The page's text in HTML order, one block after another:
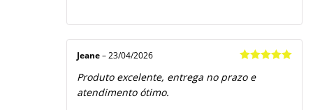
de 5
Jeane – 23/04/2026
Produto excelente, entrega no prazo e
atendimento ótimo.